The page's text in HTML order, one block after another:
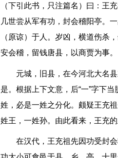
（下引此书，只注篇名）曰：王
几世尝从军有功，封会稽阳亭。
（原谅）于人。岁凶，横道伤杀
安会稽，留钱唐县，以商贾为事。
元城，旧县，在今河北大名
是。根据上下文意，后“一”字下
姓，必是一姓之分化。颇疑王充
姓王，一姓孙。由此看来，王充的
在汉代，王充祖先因功受封